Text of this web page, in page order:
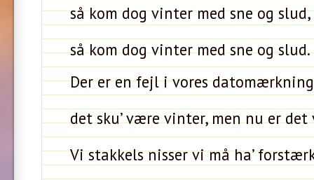
så kom dog vinter med sne og slud,
så kom dog vinter med sne og slud.
Der er en fejl i vores
det sku’ være vinter, men nu er det
Vi stakkels nisser vi må ha’